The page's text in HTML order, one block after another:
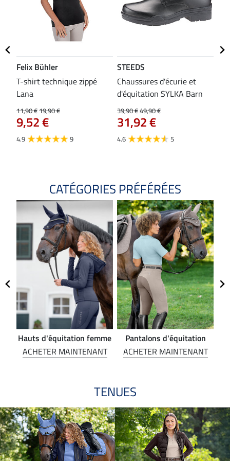
Felix Bühler
T-shirt technique zippé
Lana
11,90 €19,90 €
9,52 €
4.9 9
STEEDS
Chaussures d'écurie et
d'équitation SYLKA Barn
39,90 €49,90 €
31,92 €
4.6 5
CATÉGORIES PRÉFÉRÉES
Hauts d'équitation femme
ACHETER MAINTENANT
Pantalons d'équitation
ACHETER MAINTENANT
TENUES